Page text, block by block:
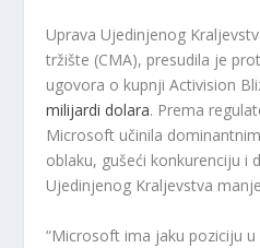
Uprava Ujedinjenog
tržište (CMA), presudila je
ugovora o kupnji Activision
milijardi dolara. Prema
Microsoft učinila
oblaku, gušeći konkurenciju i
Ujedinjenog Kraljevstva
“Microsoft ima jaku poziciju